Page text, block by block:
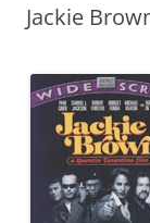
Jackie